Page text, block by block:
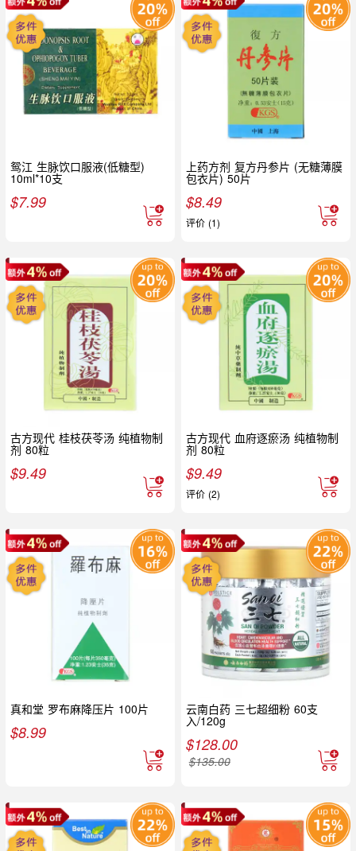
鸳江 生脉饮口服液(低糖型)
10ml*10支
$7.99
上药方剂 复方丹参片 (无糖薄膜
包衣片) 50片
$8.49
评价 (1)
古方现代 桂枝茯苓汤 纯植物制
剂 80粒
$9.49
古方现代 血府逐瘀汤 纯植物制
剂 80粒
$9.49
评价 (2)
真和堂 罗布麻降压片 100片
$8.99
云南白药 三七超细粉 60支
入/120g
$128.00
$135.00